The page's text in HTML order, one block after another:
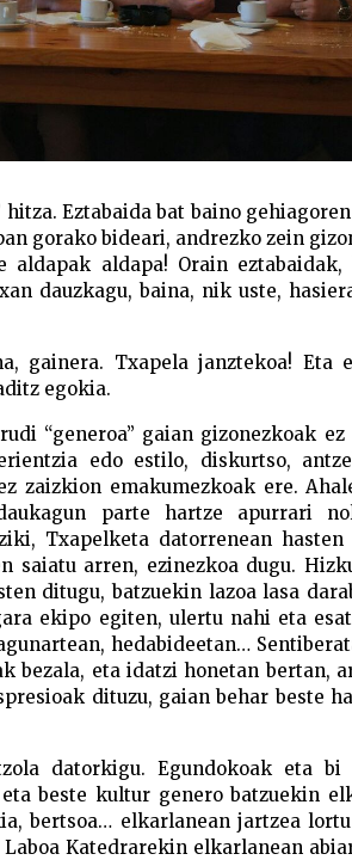
Eztabaida bat baino
gorako bideari, andrezko zein
aldapa! Orain
dauzkagu, baina, nik uste,
gainera. Txapela janztekoa! Eta
egokia.
“generoa” gaian gizonezkoak
edo estilo, diskurtso,
zaizkion emakumezkoak ere.
parte hartze apurrari
Txapelketa datorrenean
saiatu arren, ezinezkoa dugu.
ditugu, batzuekin lazoa lasa
ekipo egiten, ulertu nahi eta
hedabideetan…
bezala, eta idatzi honetan bertan,
dituzu, gaian behar beste
datorkigu. Egundokoak eta bi
beste kultur genero batzuekin
bertsoa… elkarlanean jartzea
Katedrarekin elkarlanean